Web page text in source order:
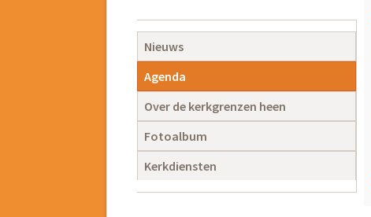
Navigatie
overslaan
Nieuws
Agenda
Over de kerkgrenzen heen
Fotoalbum
Kerkdiensten